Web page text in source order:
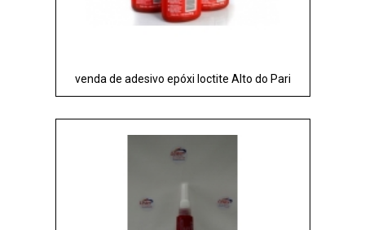
venda de adesivo epóxi loctite Alto do Pari